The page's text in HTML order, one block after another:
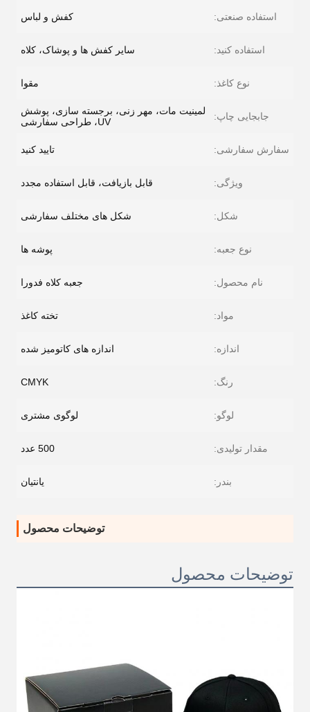
استفاده صنعتی: کفش و لباس
استفاده کنید: سایر کفش ها و پوشاک، کلاه
نوع کاغذ: مقوا
جابجایی چاپ:
لمینیت مات، مهر زنی، برجسته سازی، پوشش
UV، طراحی سفارشی
سفارش سفارشی: تایید کنید
ویژگی: قابل بازیافت، قابل استفاده مجدد
شکل: شکل های مختلف سفارشی
نوع جعبه: پوشه ها
نام محصول: جعبه کلاه فدورا
مواد: تخته کاغذ
اندازه: اندازه های کاتومیز شده
رنگ: CMYK
لوگو: لوگوی مشتری
مقدار تولیدی: 500 عدد
بندر: یانتیان
توضیحات محصول
توضیحات محصول